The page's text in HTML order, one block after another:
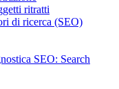
ritratti
di ricerca (SEO)
SEO: Search